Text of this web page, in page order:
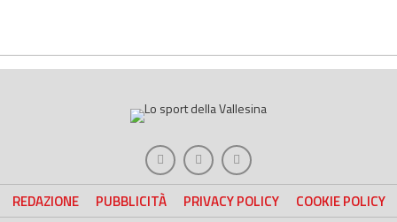
REDAZIONE PUBBLICITÀ PRIVACY POLICY COOKIE POLICY